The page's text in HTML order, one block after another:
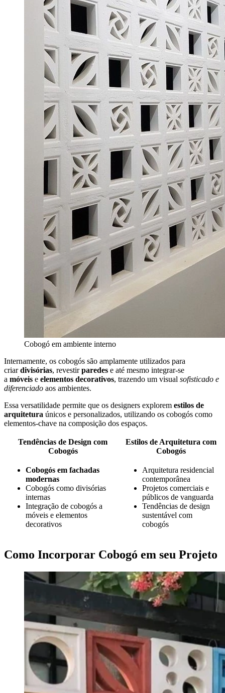
Cobogó em ambiente interno
Internamente, os cobogós são amplamente utilizados para
criardivisórias, revestirparedes e até mesmo integrar-se
a móveis e elementos decorativos, trazendo um visual sofisticado e
diferenciado aos ambientes.
Essa versatilidade permite que os designers explorem estilos de
arquitetura únicos e personalizados, utilizando os cobogós como
elementos-chave na composição dos espaços.
Tendências de Design com
Cobogós
Estilos de Arquitetura com
Cobogós
Cobogós em fachadas
modernas
Cobogós como divisórias
internas
Integração de cobogós a
móveis e elementos
decorativos
Arquitetura residencial
contemporânea
Projetos comerciais e
públicos de vanguarda
Tendências de design
sustentável com
cobogós
Como Incorporar Cobogó em seu Projeto